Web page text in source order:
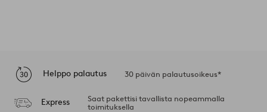
Helppo palautus 30 päivän palautusoikeus*
Express
Saat pakettisi tavallista nopeammalla
toimituksella